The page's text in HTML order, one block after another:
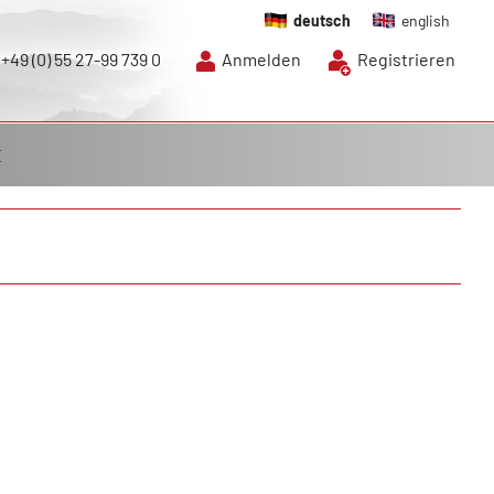
deutsch english
+49 (0) 55 27-99 739 0 Anmelden Registrieren